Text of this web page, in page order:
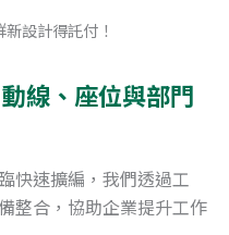
新設計得託付！
線、座位與部門
快速擴編，我們透過工
整合，協助企業提升工作